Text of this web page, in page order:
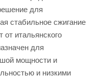
для
стабильное сжигание
от итальянского
для
мощности и
и низкими